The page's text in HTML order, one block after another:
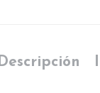
Descripción